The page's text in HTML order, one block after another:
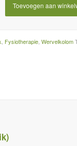
Toevoegen aan
Fysiotherapie ,Wervelkolom